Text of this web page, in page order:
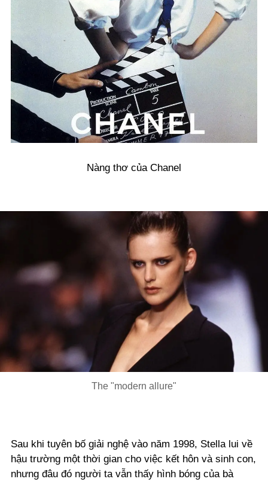
Nàng thơ của Chanel
The "modern allure"
Sau khi tuyên bố giải nghệ vào năm 1998, Stella lui về
hậu trường một thời gian cho việc kết hôn và sinh con,
nhưng đâu đó người ta vẫn thấy hình bóng của bà